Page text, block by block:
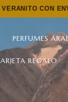
ENVÍO
PERFUMES
REGALO